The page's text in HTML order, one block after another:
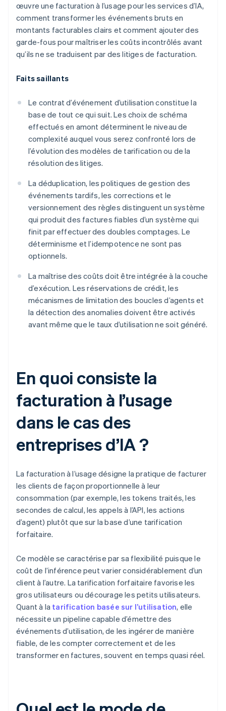
œuvre une facturation à l’usage pour les services d’IA,
comment transformer les événements bruts en
montants facturables clairs et comment ajouter des
garde-fous pour maîtriser les coûts incontrôlés avant
qu’ils ne se traduisent par des litiges de facturation.
Faits saillants
Le contrat d’événement d’utilisation constitue la
base de tout ce qui suit. Les choix de schéma
effectués en amont déterminent le niveau de
complexité auquel vous serez confronté lors de
l’évolution des modèles de tarification ou de la
résolution des litiges.
La déduplication, les politiques de gestion des
événements tardifs, les corrections et le
versionnement des règles distinguent un système
qui produit des factures fiables d’un système qui
finit par effectuer des doubles comptages. Le
déterminisme et l’idempotence ne sont pas
optionnels.
La maîtrise des coûts doit être intégrée à la couche
d’exécution. Les réservations de crédit, les
mécanismes de limitation des boucles d’agents et
la détection des anomalies doivent être activés
avant même que le taux d’utilisation ne soit généré.
En quoi consiste la
facturation à l’usage
dans le cas des
entreprises d’IA ?
La facturation à l’usage désigne la pratique de facturer
les clients de façon proportionnelle à leur
consommation (par exemple, les tokens traités, les
secondes de calcul, les appels à l’API, les actions
d’agent) plutôt que sur la base d’une tarification
forfaitaire.
Ce modèle se caractérise par sa flexibilité puisque le
coût de l’inférence peut varier considérablement d’un
client à l’autre. La tarification forfaitaire favorise les
gros utilisateurs ou décourage les petits utilisateurs.
Quant à la tarification basée sur l’utilisation, elle
nécessite un pipeline capable d’émettre des
événements d’utilisation, de les ingérer de manière
fiable, de les compter correctement et de les
transformer en factures, souvent en temps quasi réel.